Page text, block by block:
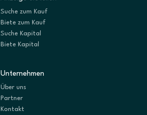
Suche zum Kauf
Biete zum Kauf
Suche Kapital
Biete Kapital
Unternehmen
Über uns
Partner
Kontakt